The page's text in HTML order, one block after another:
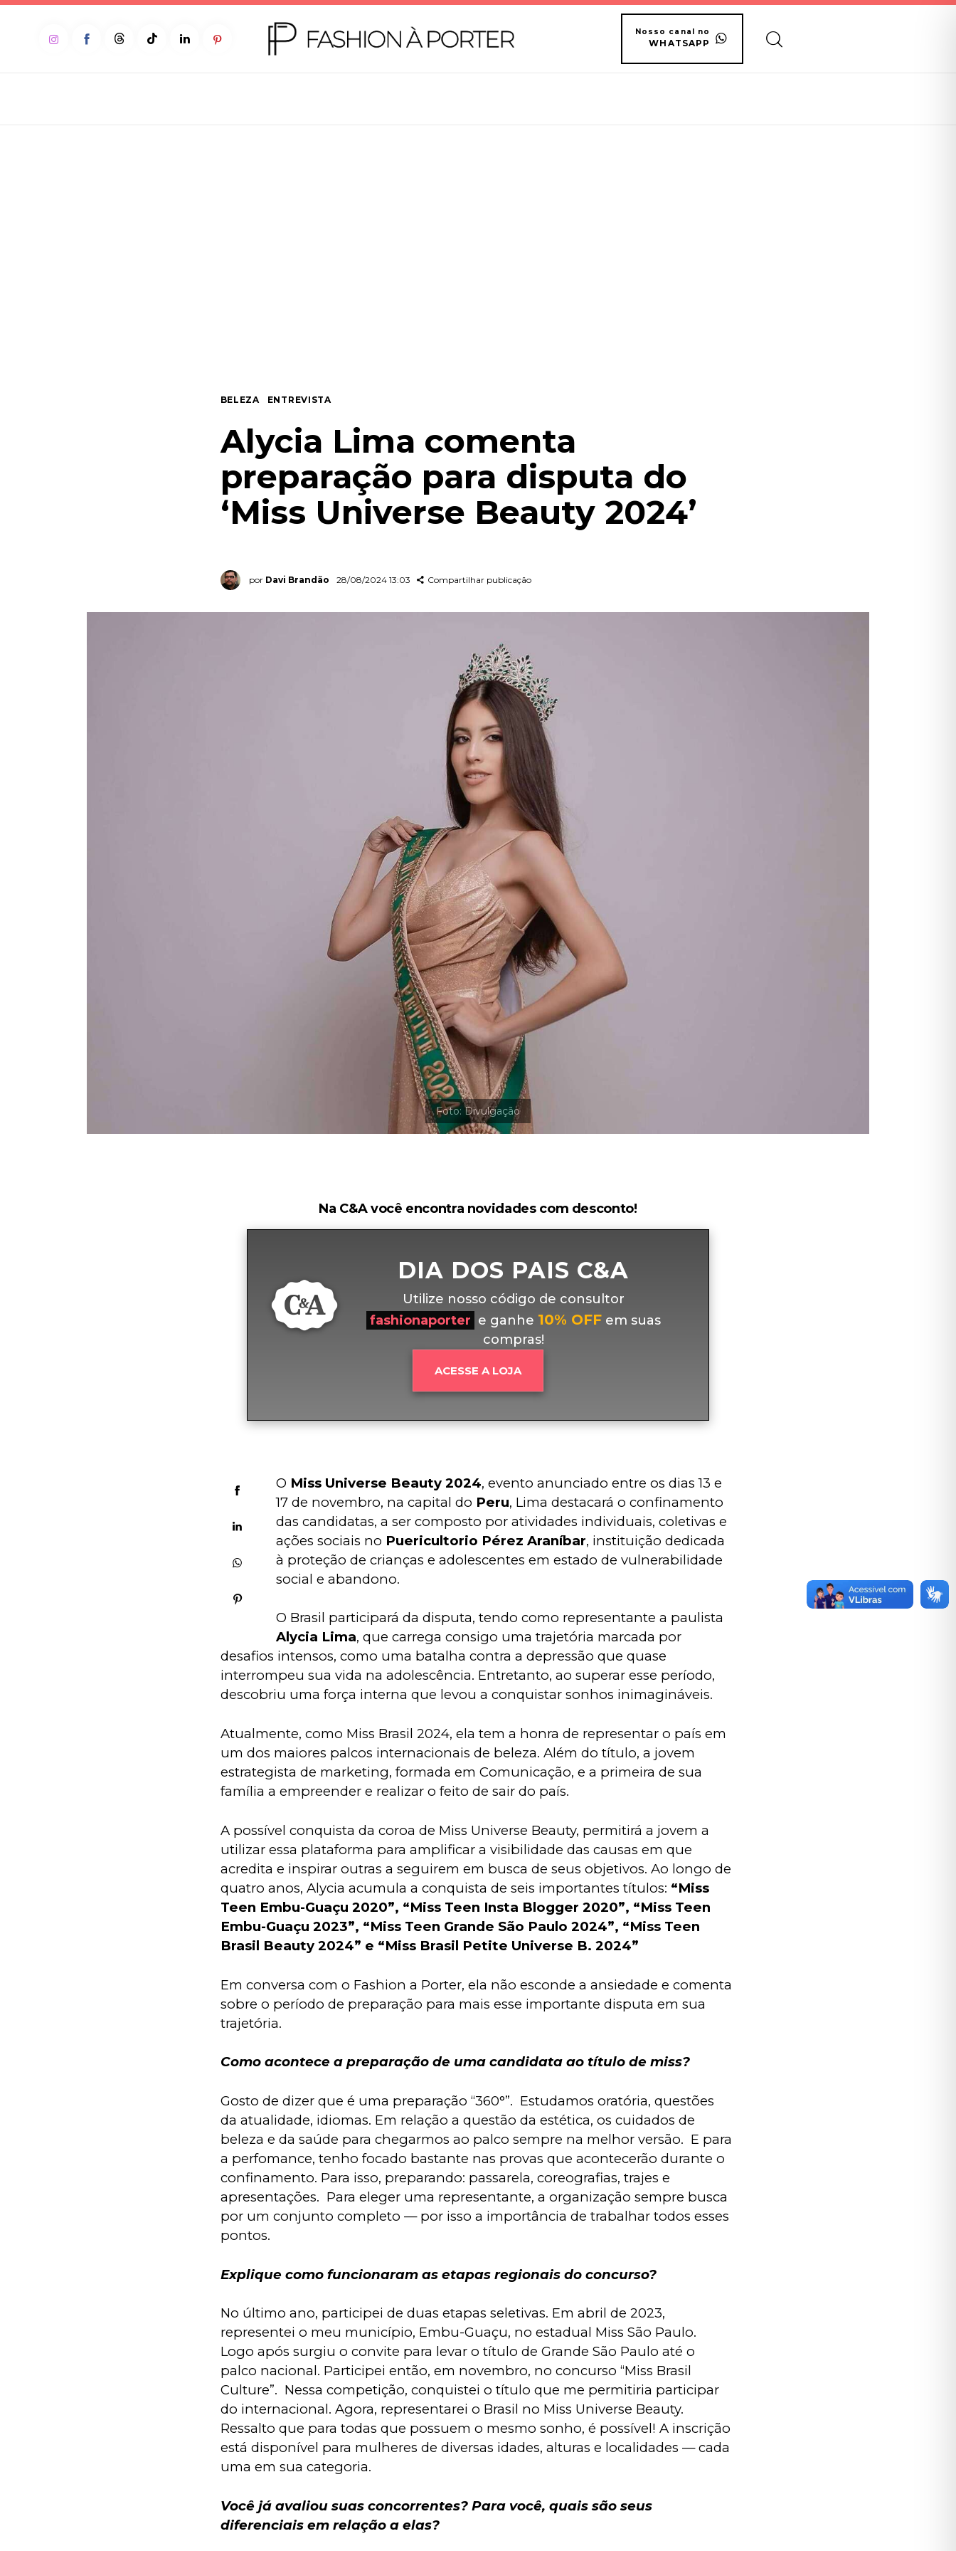
Nosso canal no
WHATSAPP
BELEZA ENTREVISTA
Alycia Lima comenta
preparação para disputa do
‘Miss Universe Beauty 2024’
por Davi Brandão 28/08/2024 13:03 Compartilhar publicação
Na C&A você encontra novidades com desconto!
DIA DOS PAIS C&A
Utilize nosso código de consultor
fashionaporter e ganhe 10% OFFem suas
compras!
ACESSE A LOJA
O Miss Universe Beauty 2024, evento anunciado entre os dias 13 e
17 de novembro, na capital do Peru, Lima destacará o confinamento
das candidatas, a ser composto por atividades individuais, coletivas e
ações sociais no Puericultorio Pérez Araníbar, instituição dedicada
à proteção de crianças e adolescentes em estado de vulnerabilidade
social e abandono.
O Brasil participará da disputa, tendo como representante a paulista
Alycia Lima, que carrega consigo uma trajetória marcada por
desafios intensos, como uma batalha contra a depressão que quase
interrompeu sua vida na adolescência. Entretanto, ao superar esse período,
descobriu uma força interna que levou a conquistar sonhos inimagináveis.
Atualmente, como Miss Brasil 2024, ela tem a honra de representar o país em
um dos maiores palcos internacionais de beleza. Além do título, a jovem
estrategista de marketing, formada em Comunicação, e a primeira de sua
família a empreender e realizar o feito de sair do país.
A possível conquista da coroa de Miss Universe Beauty, permitirá a jovem a
utilizar essa plataforma para amplificar a visibilidade das causas em que
acredita e inspirar outras a seguirem em busca de seus objetivos. Ao longo de
quatro anos, Alycia acumula a conquista de seis importantes títulos: “Miss
Teen Embu-Guaçu 2020”, “Miss Teen Insta Blogger 2020”, “Miss Teen
Embu-Guaçu 2023”, “Miss Teen Grande São Paulo 2024”, “Miss Teen
Brasil Beauty 2024” e “Miss Brasil Petite Universe B. 2024”
Em conversa com o Fashion a Porter, ela não esconde a ansiedade e comenta
sobre o período de preparação para mais esse importante disputa em sua
trajetória.
Como acontece a preparação de uma candidata ao título de miss?
Gosto de dizer que é uma preparação “360°”.  Estudamos oratória, questões
da atualidade, idiomas. Em relação a questão da estética, os cuidados de
beleza e da saúde para chegarmos ao palco sempre na melhor versão.  E para
a perfomance, tenho focado bastante nas provas que acontecerão durante o
confinamento. Para isso, preparando: passarela, coreografias, trajes e
apresentações.  Para eleger uma representante, a organização sempre busca
por um conjunto completo — por isso a importância de trabalhar todos esses
pontos.
Explique como funcionaram as etapas regionais do concurso?
No último ano, participei de duas etapas seletivas. Em abril de 2023,
representei o meu município, Embu-Guaçu, no estadual Miss São Paulo.
Logo após surgiu o convite para levar o título de Grande São Paulo até o
palco nacional. Participei então, em novembro, no concurso “Miss Brasil
Culture”.  Nessa competição, conquistei o título que me permitiria participar
do internacional. Agora, representarei o Brasil no Miss Universe Beauty.
Ressalto que para todas que possuem o mesmo sonho, é possível! A inscrição
está disponível para mulheres de diversas idades, alturas e localidades — cada
uma em sua categoria.
Você já avaliou suas concorrentes? Para você, quais são seus
diferenciais em relação a elas?